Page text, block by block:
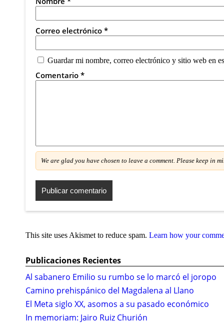
Correo electrónico*
Guardar mi nombre, correo electrónico y sitio web en
Comentario*
We are glad you have chosen to leave a comment. Please keep in
This site uses Akismet to reduce spam.Learn how your
Publicaciones Recientes
Al sabanero Emilio su rumbo se lo marcó el joropo
Camino prehispánico del Magdalena al Llano
El Meta siglo XX, asomos a su pasado económico
In memoriam: Jairo Ruiz Churión